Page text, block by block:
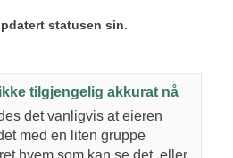
statusen sin.
tilgjengelig akkurat nå
det vanligvis at eieren
med en liten gruppe